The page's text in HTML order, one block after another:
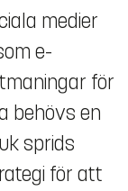
medier
e-
för
behövs en
sprids
för att